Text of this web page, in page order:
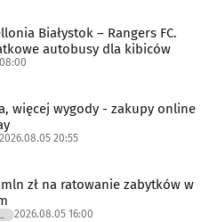
Białystok – Rangers FC.
autobusy dla kibiców
08:00
więcej wygody - zakupy online
2026.08.05 20:55
zł na ratowanie zabytków w
2026.08.05 16:00